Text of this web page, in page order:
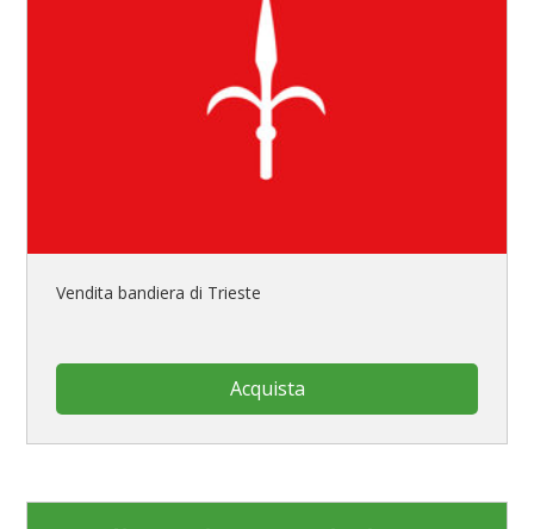
Vendita bandiera di Trieste
Acquista